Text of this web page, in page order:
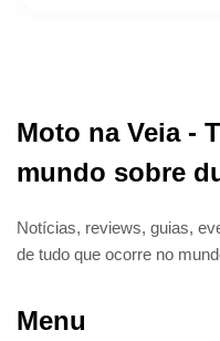
Moto na Veia -
mundo sobre
Notícias, reviews, guias,
de tudo que ocorre no
Menu